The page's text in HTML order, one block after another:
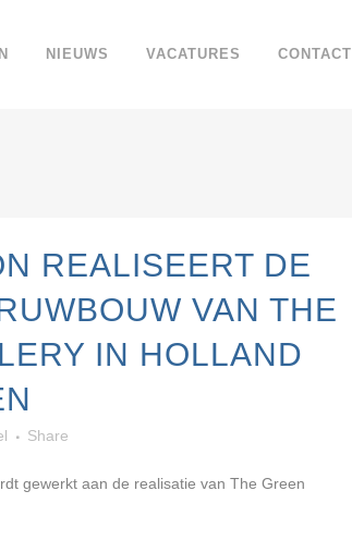
NIEUWS VACATURES CONTACT
REALISEERT DE
VAN THE
IN HOLLAND
Share
gewerkt aan de realisatie van The Green